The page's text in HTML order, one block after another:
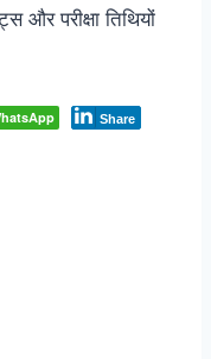
और परीक्षा तिथियों
Share